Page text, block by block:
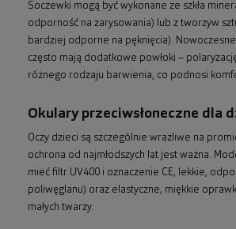
Soczewki mogą być wykonane ze szkła
odporność na zarysowania) lub z tworzyw
bardziej odporne na pęknięcia). Nowoczesne
często mają dodatkowe powłoki –
różnego rodzaju barwienia, co podnosi
Okulary przeciwsłoneczne dla
Oczy dzieci są szczególnie wrażliwe na
ochrona od najmłodszych lat jest ważna.
mieć filtr UV400 i oznaczenie CE, lekkie,
poliwęglanu) oraz elastyczne, miękkie
małych twarzy.